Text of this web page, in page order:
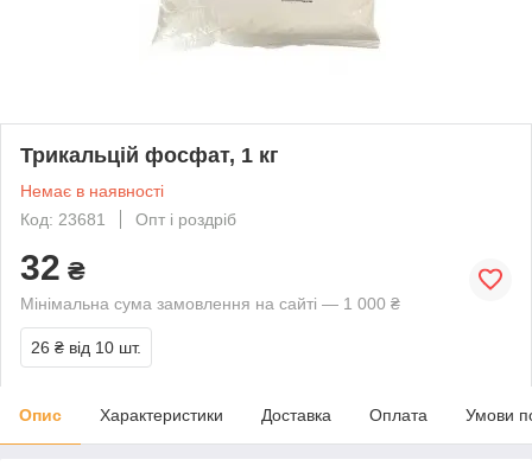
Трикальцій фосфат, 1 кг
Немає в наявності
Код: 23681
Опт і роздріб
32 ₴
Мінімальна сума замовлення на сайті — 1 000 ₴
26 ₴ від 10 шт.
Опис Характеристики Доставка Оплата Умови